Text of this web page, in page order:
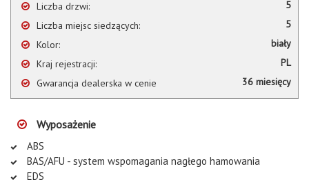
Liczba drzwi:
5
Liczba miejsc siedzących:
5
Kolor:
biały
Kraj rejestracji:
PL
Gwarancja dealerska w cenie
36 miesięcy
Wyposażenie
ABS
BAS/AFU - system wspomagania nagłego hamowania
EDS